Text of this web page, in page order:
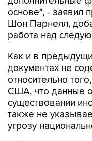
основе", - заявил
Шон Парнелл,
работа над
Как и в
документах не
относительно
США, что данные
существовании
также не
угрозу